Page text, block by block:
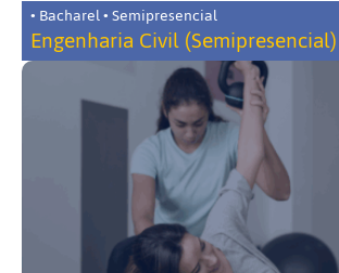
• Bacharel • Semipresencial
Engenharia Civil (Semipresencial)